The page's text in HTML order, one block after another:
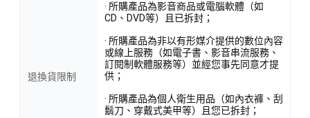
退換貨限制
· 所購產品為影音商品或電腦軟體（如
CD、DVD等）且已拆封；
· 所購產品為非以有形媒介提供的數位內容
或線上服務（如電子書、影音串流服務、
訂閱制軟體服務等）並經您事先同意才提
供；
· 所購產品為個人衛生用品（如內衣褲、刮
鬍刀、穿戴式美甲等）且您已拆封；